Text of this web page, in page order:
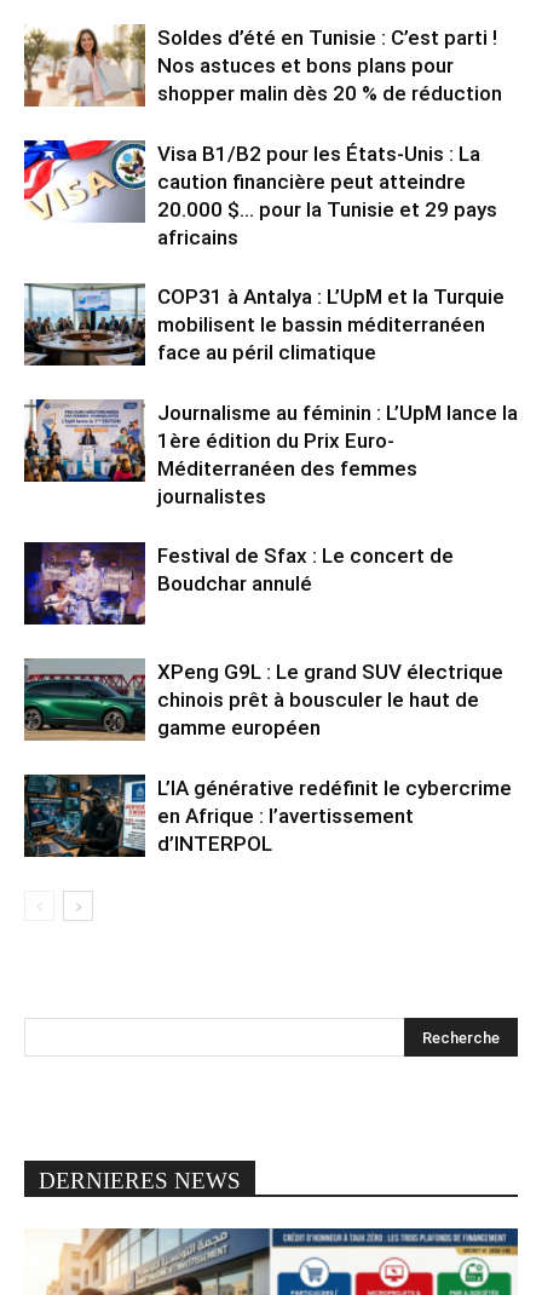
Soldes d’été en Tunisie : C’est parti !
Nos astuces et bons plans pour
shopper malin dès 20 % de réduction
Visa B1/B2 pour les États-Unis : La
caution financière peut atteindre
20.000 $… pour la Tunisie et 29 pays
africains
COP31 à Antalya : L’UpM et la Turquie
mobilisent le bassin méditerranéen
face au péril climatique
Journalisme au féminin : L’UpM lance la
1ère édition du Prix Euro-
Méditerranéen des femmes
journalistes
Festival de Sfax : Le concert de
Boudchar annulé
XPeng G9L : Le grand SUV électrique
chinois prêt à bousculer le haut de
gamme européen
L’IA générative redéfinit le cybercrime
en Afrique : l’avertissement
d’INTERPOL
DERNIERES NEWS